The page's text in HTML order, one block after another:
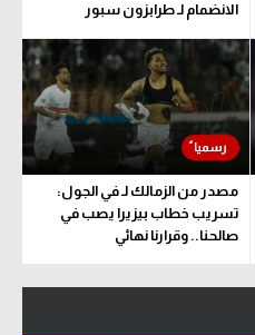
الانضمام لـ طرابزون سبور
مصدر من الزمالك لـ في الجول:
تسريب خطاب بيزيرا يصب في
صالحنا.. وقرارنا نهائي